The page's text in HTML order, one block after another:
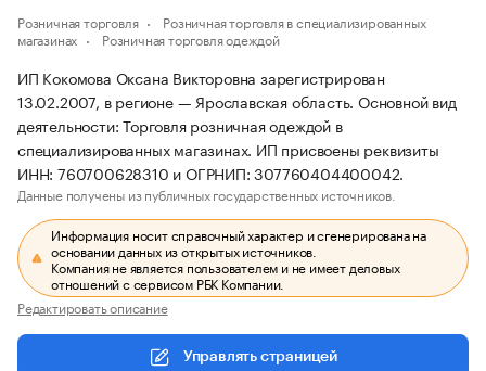
Розничная торговля
Розничная торговля в специализированных
магазинах
Розничная торговля одеждой
ИП Кокомова Оксана Викторовна зарегистрирован
13.02.2007, в регионе — Ярославская область. Основной вид
деятельности: Торговля розничная одеждой в
специализированных магазинах. ИП присвоены реквизиты
ИНН: 760700628310 и ОГРНИП: 307760404400042.
Данные получены из публичных государственных источников.
Информация носит справочный характер и сгенерирована на
основании данных из открытых источников.
Компания не является пользователем и не имеет деловых
отношений с сервисом РБК Компании.
Редактировать описание
Управлять страницей